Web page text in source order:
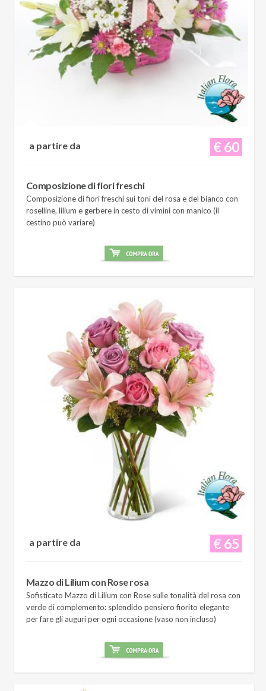
€ 60
a partire da
Composizione di fiori freschi
Composizione di fiori freschi sui toni del rosa e del bianco con
roselline, lilium e gerbere in cesto di vimini con manico (il
cestino può variare)
€ 65
a partire da
Mazzo di Lilium con Rose rosa
Sofisticato Mazzo di Lilium con Rose sulle tonalità del rosa con
verde di complemento: splendido pensiero fiorito elegante
per fare gli auguri per ogni occasione (vaso non incluso)